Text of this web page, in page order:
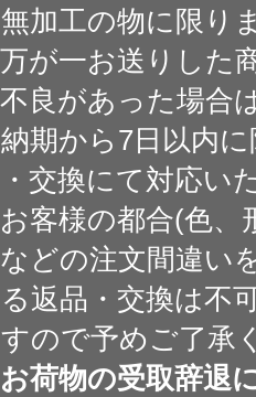
加工の物に限り
万が一お送りした
良があった場合
期から7日以内
交換にて対応い
お客様の都合(色、
どの注文間違い
返品・交換は不
ので予めご了承
お荷物の受取辞退